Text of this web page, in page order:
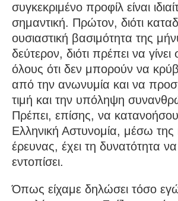
συγκεκριμένο προφίλ είναι
σημαντική. Πρώτον, διότι
ουσιαστική βασιμότητα της
δεύτερον, διότι πρέπει να
όλους ότι δεν μπορούν να
από την ανωνυμία και να
τιμή και την υπόληψη
Πρέπει, επίσης, να
Ελληνική Αστυνομία, μέσω της
έρευνας, έχει τη δυνατότητα
εντοπίσει.
Όπως είχαμε δηλώσει τόσο